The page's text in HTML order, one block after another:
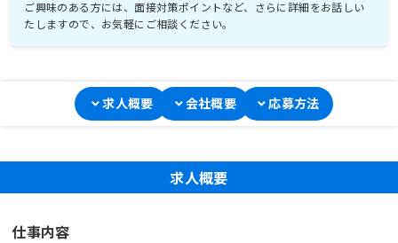
ご興味のある方には、面接対策ポイントなど、さらに詳細をお話しい
たしますので、お気軽にご相談ください。
求人概要 会社概要 応募方法
求人概要
仕事内容